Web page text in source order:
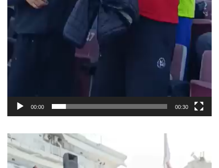
00:30
Πρόγραμμα
Αναπαραγωγής
Βίντεο